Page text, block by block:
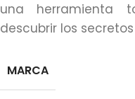
una herramienta
descubrir los
MARCA